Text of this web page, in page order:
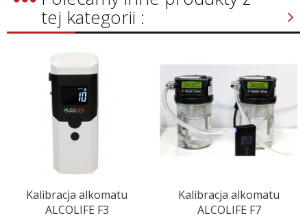
tej kategorii :
Kalibracja alkomatu
ALCOLIFE F3
Kalibracja alkomatu
ALCOLIFE F7